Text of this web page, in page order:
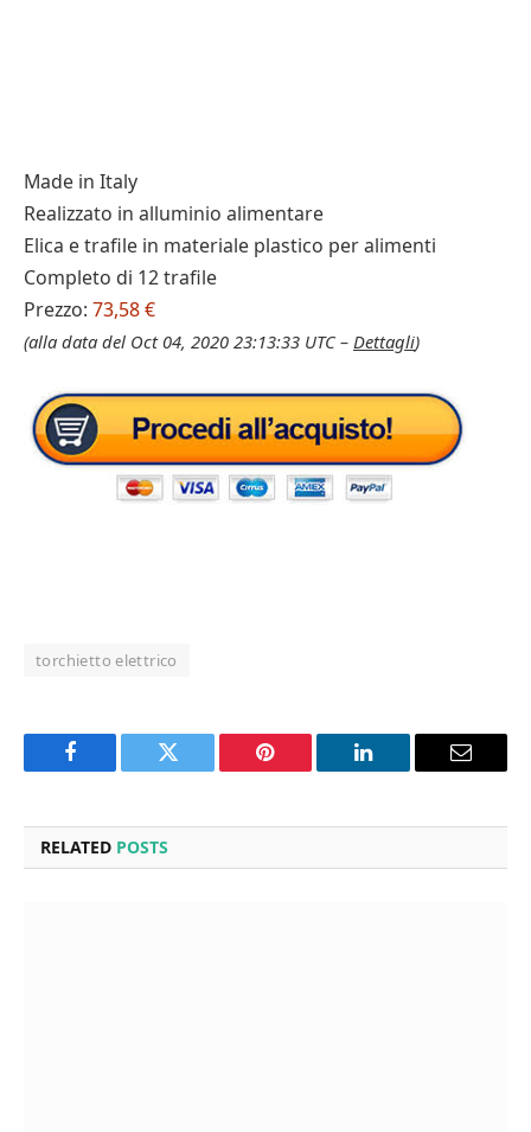
Made in Italy
Realizzato in alluminio alimentare
Elica e trafile in materiale plastico per alimenti
Completo di 12 trafile
Prezzo: 73,58 €
(alla data del Oct 04, 2020 23:13:33 UTC – Dettagli)
torchietto elettrico
Facebook Twitter Pinterest LinkedIn Email
RELATED POSTS